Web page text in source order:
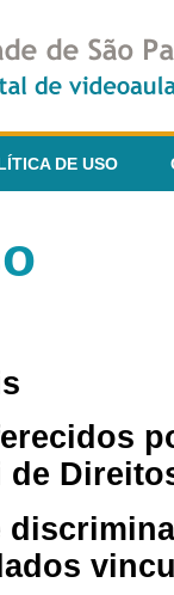
DE USO
de